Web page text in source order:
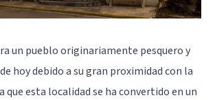
un pueblo originariamente pesquero y
hoy debido a su gran proximidad con la
que esta localidad se ha convertido en un